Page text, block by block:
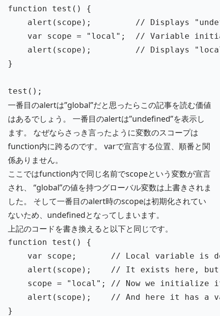
function
test ()
{
alert ( scope );
// Displays
var
scope = " local " ;
// Variable
alert ( scope );
// Displays
}
test ();
一番目のalertは”global”だと思ったらこの記事を読む価値
はあるでしょう。 一番目のalertは”undefined”を表示し
ます。 なぜならさっき言ったように変数のスコープは
function内に跨るのです。 varで宣言する位置、順番と関
係ありません。
ここではfunction内で同じ名前でscopeという変数が宣言
され、 “global”の値を持つグローバル変数は上書きされま
した。 そして一番目のalert時のscopeは初期化されてい
ないため、undefinedとなってしまいます。
上記のコードを書き換えると以下と同じです。
function test ()
{
var
scope ;
// Local variable is
alert ( scope );
// It exists here, but
scope = " local " ;
// Now we initialize
alert ( scope );
// And here it has a
}